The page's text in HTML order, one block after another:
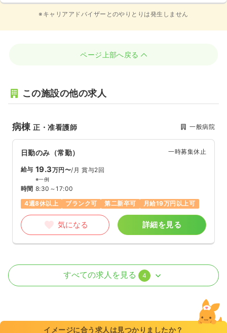
※キャリアアドバイザーとのやりとりは発生しません
ページ上部へ戻る
この施設の他の求人
病棟正・准看護師 一般病院
日勤のみ（常勤） 一時募集休止
給与 19.3万円〜/月 賞与2回
※一例
時間 8:30～17:00
4週8休以上
ブランク可 第二新卒可 月給19万円以上可
気になる 詳細を見る
外来 正・准看護師すべての求人を見る 4
イメージに合う求人は見つかりましたか？